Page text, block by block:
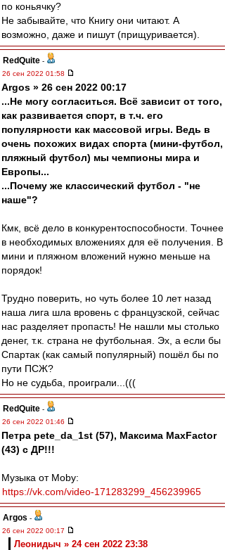
по коньячку?
Не забывайте, что Книгу они читают. А
возможно, даже и пишут (прищуривается).
RedQuite -
26 сен 2022 01:58
Argos » 26 сен 2022 00:17
...Не могу согласиться. Всё зависит от того,
как развивается спорт, в т.ч. его
популярности как массовой игры. Ведь в
очень похожих видах спорта (мини-футбол,
пляжный футбол) мы чемпионы мира и
Европы...
...Почему же классический футбол - "не
наше"?
Кмк, всё дело в конкурентоспособности. Точнее
в необходимых вложениях для её получения. В
мини и пляжном вложений нужно меньше на
порядок!
Трудно поверить, но чуть более 10 лет назад
наша лига шла вровень с французской, сейчас
нас разделяет пропасть! Не нашли мы столько
денег, т.к. страна не футбольная. Эх, а если бы
Спартак (как самый популярный) пошёл бы по
пути ПСЖ?
Но не судьба, проиграли...(((
RedQuite -
26 сен 2022 01:46
Петра pete_da_1st (57), Максима MaxFactor
(43) с ДР!!!
Музыка от Moby:
https://vk.com/video-171283299_456239965
Argos -
26 сен 2022 00:17
Леонидыч » 24 сен 2022 23:38